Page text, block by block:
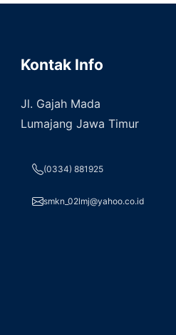
Kontak Info
Jl. Gajah Mada
Lumajang Jawa Timur
(0334) 881925
smkn_02lmj@yahoo.co.id